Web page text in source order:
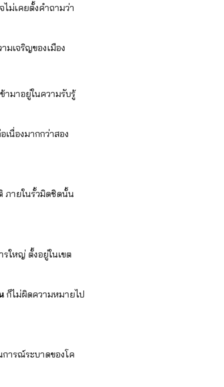
ม่เคยตั้งคำถามว่า
มเจริญของเมือง
ามาอยู่ในความรับรู้
นื่องมากกว่าสอง
ภายในรั้วมิดชิดนั้น
ใหญ่ ตั้งอยู่ในเขต
ก็ไม่ผิดความหมายไป
ารณ์ระบาดของโค